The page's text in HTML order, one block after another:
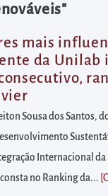
mais
da Unilab
Sousa dos Santos,
Internacional
no Ranking da...